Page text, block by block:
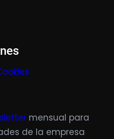
mensual para
de la empresa